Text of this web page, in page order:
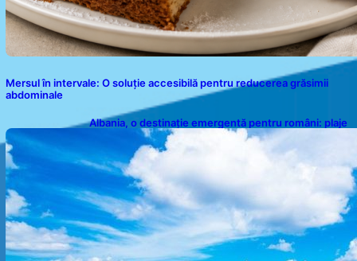
Mersul în intervale: O soluție accesibilă pentru reducerea grăsimii
abdominale
Albania, o destinație emergentă pentru români: plaje
spectaculoase, ape turcoaz și prețuri accesibile